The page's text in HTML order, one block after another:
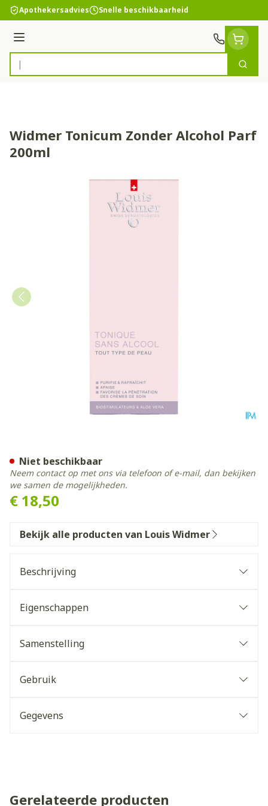
Ga naar de inhoud
Apothekersadvies Snelle beschikbaarheid
Menu
Product, merk, categorie...
Zoek
Widmer Tonicum Zonder Alcohol Parf
200ml
€ 18,50
Niet beschikbaar
Neem contact op met ons via telefoon of e-mail, dan bekijken
we samen de mogelijkheden.
Bekijk alle producten van Louis Widmer
Beschrijving
Eigenschappen
Samenstelling
Gebruik
Gegevens
Gerelateerde producten